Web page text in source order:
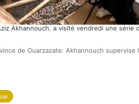
Akhannouch, a visité vendredi une série
de Ouarzazate: Akhannouch